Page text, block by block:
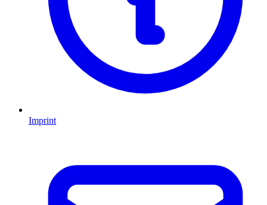
Imprint